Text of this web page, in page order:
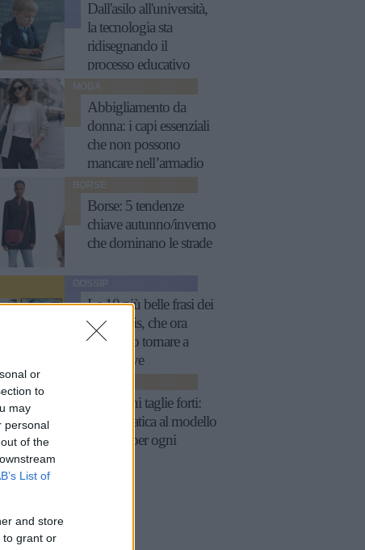
or
to
may
personal
of the
List of
and store
to grant or
Dall'asilo all'università,
la tecnologia sta
ridisegnando il
processo educativo
MODA
Abbigliamento da
donna: i capi essenziali
che non possono
mancare nell’armadio
BORSE
Borse: 5 tendenze
chiave autunno/inverno
che dominano le strade
Le 10 più belle frasi dei
The Oasis, che ora
possiamo tornare a
sentire live
Reggiseni taglie forti:
guida pratica al modello
perfetto per ogni